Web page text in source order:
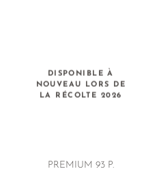
DISPONIBLE À
NOUVEAU LORS DE
LA RÉCOLTE 2026
PREMIUM 93 P.